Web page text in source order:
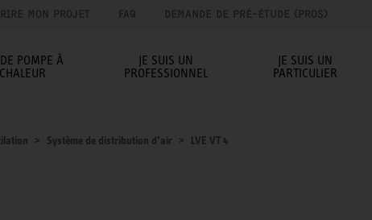
MON PROJET FAQ DEMANDE DE PRÉ-ÉTUDE (PROS)
POMPE À
CHALEUR
JE SUIS UN
PROFESSIONNEL
JE SUIS UN
PARTICULIER
Système de distribution d’air LVE VT 4